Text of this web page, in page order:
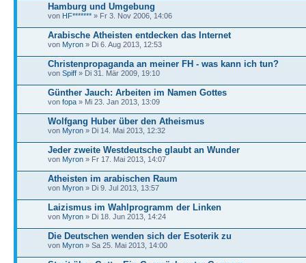
Hamburg und Umgebung
von HF******* » Fr 3. Nov 2006, 14:06
Arabische Atheisten entdecken das Internet
von Myron » Di 6. Aug 2013, 12:53
Christenpropaganda an meiner FH - was kann ich tun?
von Spiff » Di 31. Mär 2009, 19:10
Günther Jauch: Arbeiten im Namen Gottes
von fopa » Mi 23. Jan 2013, 13:09
Wolfgang Huber über den Atheismus
von Myron » Di 14. Mai 2013, 12:32
Jeder zweite Westdeutsche glaubt an Wunder
von Myron » Fr 17. Mai 2013, 14:07
Atheisten im arabischen Raum
von Myron » Di 9. Jul 2013, 13:57
Laizismus im Wahlprogramm der Linken
von Myron » Di 18. Jun 2013, 14:24
Die Deutschen wenden sich der Esoterik zu
von Myron » Sa 25. Mai 2013, 14:00